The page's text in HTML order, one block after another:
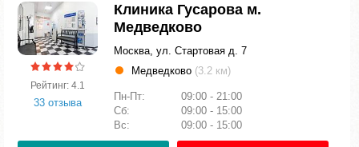
Рейтинг: 4.1
33 отзыва
Клиника Гусарова м.
Медведково
Москва, ул. Стартовая д. 7
Медведково (3.2 км)
Пн-Пт:
09:00 - 21:00
Сб:
09:00 - 15:00
Вс:
09:00 - 15:00